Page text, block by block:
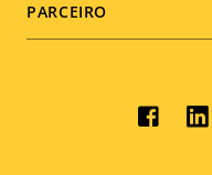
PARCEIRO
Social